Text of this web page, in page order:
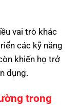
vai trò khác
các kỹ năng
khiến họ trở
dụng.
trong